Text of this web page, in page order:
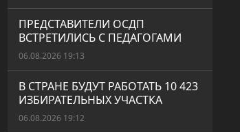
ПРЕДСТАВИТЕЛИ ОСДП
ВСТРЕТИЛИСЬ С ПЕДАГОГАМИ
06.08.2026 19:13
В СТРАНЕ БУДУТ РАБОТАТЬ 10 423
ИЗБИРАТЕЛЬНЫХ УЧАСТКА
06.08.2026 19:12